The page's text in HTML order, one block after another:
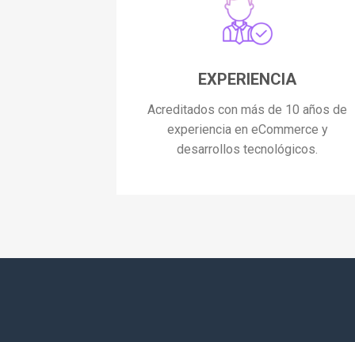
EXPERIENCIA
Acreditados con más de 10 años de
experiencia en eCommerce y
desarrollos tecnológicos.